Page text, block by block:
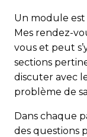
Un module
Mes rendez-
vous et peut
sections
discuter avec
problème de
Dans chaque
des questions